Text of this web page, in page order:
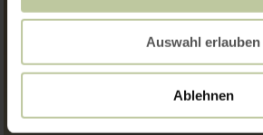
Auswahl erlauben
Ablehnen